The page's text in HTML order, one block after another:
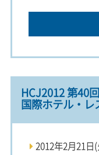
HCJ2012 第40回
国際ホテル・
2012年2月21日